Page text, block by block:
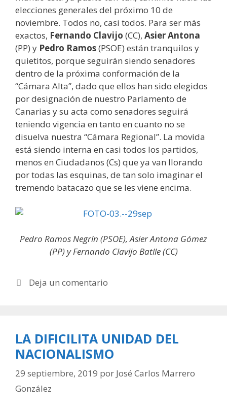
elecciones generales del próximo 10 de
noviembre. Todos no, casi todos. Para ser más
exactos, Fernando Clavijo (CC), Asier Antona
(PP) y Pedro Ramos(PSOE) están tranquilos y
quietitos, porque seguirán siendo senadores
dentro de la próxima conformación de la
“Cámara Alta”, dado que ellos han sido elegidos
por designación de nuestro Parlamento de
Canarias y su acta como senadores seguirá
teniendo vigencia en tanto en cuanto no se
disuelva nuestra “Cámara Regional”. La movida
está siendo interna en casi todos los partidos,
menos en Ciudadanos (Cs) que ya van llorando
por todas las esquinas, de tan solo imaginar el
tremendo batacazo que se les viene encima.
Pedro Ramos Negrín (PSOE), Asier Antona Gómez
(PP) y Fernando Clavijo Batlle (CC)
Deja un comentario
LA DIFICILITA UNIDAD DEL
NACIONALISMO
29 septiembre, 2019 por José Carlos Marrero
González